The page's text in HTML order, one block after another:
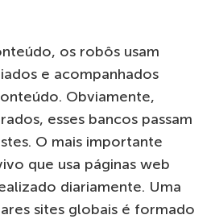
os robôs usam
e acompanhados
Obviamente,
esses bancos passam
O mais importante
que usa páginas web
diariamente. Uma
sites globais é formado